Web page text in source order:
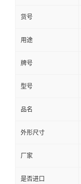
言
货号
用途
牌号
型号
品名
外形尺寸
厂家
是否进口